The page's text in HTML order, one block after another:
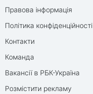
Правова інформація
Політика конфіденційності
Контакти
Команда
Вакансії в РБК-Україна
Розмістити рекламу